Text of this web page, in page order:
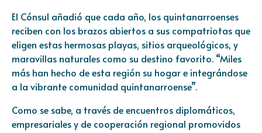
El Cónsul añadió que cada año, los quintanarroenses
reciben con los brazos abiertos a sus compatriotas que
eligen estas hermosas playas, sitios arqueológicos, y
maravillas naturales como su destino favorito. “Miles
más han hecho de esta región su hogar e integrándose
a la vibrante comunidad quintanarroense”.
Como se sabe, a través de encuentros diplomáticos,
empresariales y de cooperación regional promovidos